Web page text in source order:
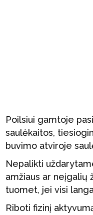
Poilsiui gamtoje
saulėkaitos,
buvimo atviroje
Nepalikti
amžiaus ar neįgalių
tuomet, jei visi
Riboti fizinį